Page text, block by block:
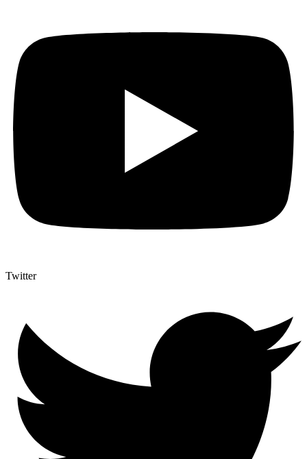
Twitter